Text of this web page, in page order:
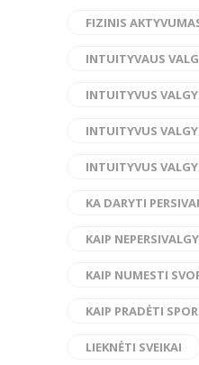
FIZINIS
INTUITYVAUS
INTUITYVUS
INTUITYVUS
INTUITYVUS
KA DARYTI
KAIP
KAIP NUMESTI
KAIP PRADĖTI
LIEKNĖTI SVEIKAI